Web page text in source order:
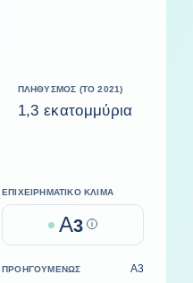
ΠΛΗΘΥΣΜΌΣ (ΤΟ 2021)
1,3 εκατομμύρια
ΕΠΙΧΕΙΡΗΜΑΤΙΚΌ ΚΛΊΜΑ
A3 Help
ΠΡΟΗΓΟΥΜΈΝΩΣ A3